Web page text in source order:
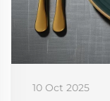
10 Oct 2025